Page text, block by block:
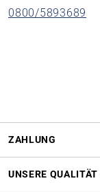
0800/5893689
ZAHLUNG
UNSERE